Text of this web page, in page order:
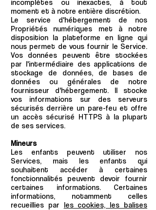
incomplètes ou inexactes, à tout
moment et à notre entière discrétion.
Le service d'hébergement de nos
Propriétés numériques met à notre
disposition la plateforme en ligne qui
nous permet de vous fournir le Service.
Vos données peuvent être stockées
par l'intermédiaire des applications de
stockage de données, de bases de
données ou générales de notre
fournisseur d'hébergement. Il stocke
vos informations sur des serveurs
sécurisés derrière un pare-feu et offre
un accès sécurisé HTTPS à la plupart
de ses services.
Mineurs
Les enfants peuvent utiliser nos
Services, mais les enfants qui
souhaitent accéder à certaines
fonctionnalités peuvent devoir fournir
certaines informations. Certaines
informations, notamment celles
recueillies par les cookies, les balises